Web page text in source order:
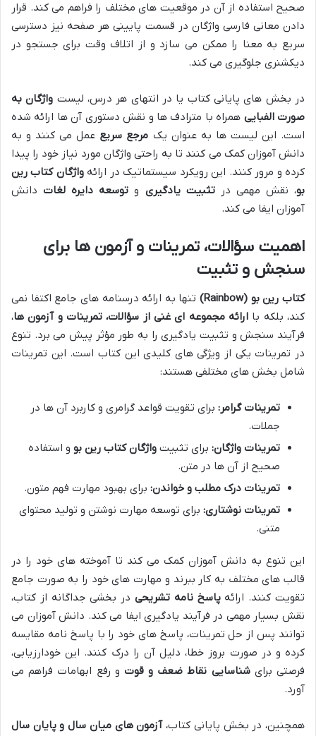
صحیح استفاده از آن در موقعیت های مختلف را فراهم می کند. قرار
دادن معانی فارسی واژگان در قسمت پایینی هر صفحه نیز دسترسی
سریع به معنا را ممکن می سازد و از اتلاف وقت برای جستجو در
دیکشنری جلوگیری می کند.
در بخش های پایانی کتاب یا در انتهای هر درس، لیست واژگان به
صورت الفبایی همراه با مترادف ها و نقش دستوری آن ها ارائه شده
است. این لیست ها به عنوان یک مرجع سریع عمل می کنند و به
دانش آموزان کمک می کنند تا به راحتی واژگان مورد نیاز خود را پیدا
کرده و مرور کنند. این رویکرد سیستماتیک در ارائهواژگان کتاب رین
بو، نقش مهمی درتثبیت یادگیری و توسعه دایره لغات دانش
آموزان ایفا می کند.
اهمیت سؤالات، تمرینات و آزمون ها برای
سنجش و تثبیت
کتاب رین بو (Rainbow)
تنها به ارائه درسنامه های جامع اکتفا نمی
کند، بلکه با ارائه مجموعه ای غنی از سؤالات، تمرینات و آزمون ها،
فرآیند سنجش و تثبیت یادگیری را به طور مؤثر پیش می برد. تنوع
در تمرینات یکی از ویژگی های کلیدی این کتاب است. این تمرینات
شامل بخش های مختلفی هستند:
تمرینات گرامر: برای تقویت قواعد گرامری و کاربرد آن ها در
جملات.
تمرینات واژگان: برای تثبیت واژگان کتاب رین بو و استفاده
صحیح از آن ها در متن.
تمرینات درک مطلب و خواندن: برای بهبود مهارت فهم متون.
تمرینات نوشتاری: برای توسعه مهارت نوشتن و تولید محتوای
متنی.
این تنوع به دانش آموزان کمک می کند تا آموخته های خود را در
قالب های مختلف به کار ببرند و مهارت های خود را به صورت جامع
تقویت کنند. ارائهپاسخ نامه تشریحی در بخشی جداگانه از کتاب،
نقش بسیار مهمی در فرآیند یادگیری ایفا می کند. دانش آموزان می
توانند پس از حل تمرینات، پاسخ های خود را با پاسخ نامه مقایسه
کرده و در صورت بروز خطا، دلیل آن را درک کنند. این خودارزیابی،
فرصتی برایشناسایی نقاط ضعف و قوت و رفع ابهامات فراهم می
آورد.
همچنین، در بخش پایانی کتاب،آزمون های میان سال و پایان سال